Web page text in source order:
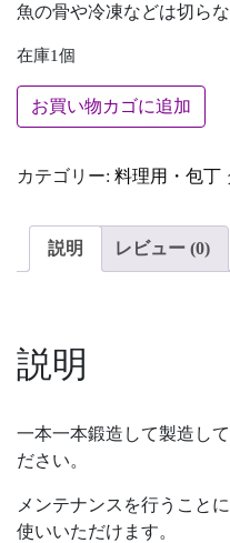
魚の骨や冷凍などは切らな
在庫1個
八角胡桃柄 銀三ステン
お買い物カゴに追加
カテゴリー: 料理用・包丁
説明 レビュー (0)
説明
一本一本鍛造して製造し
ださい。
メンテナンスを行うこと
使いいただけます。